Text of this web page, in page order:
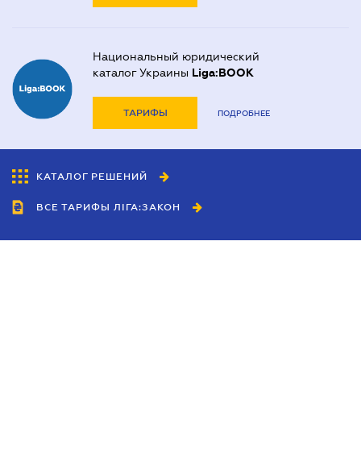
Национальный юридический
каталог Украины Liga:BOOK
ТАРИФЫ ПОДРОБНЕЕ
КАТАЛОГ РЕШЕНИЙ
ВСЕ ТАРИФЫ ЛІГА:ЗАКОН